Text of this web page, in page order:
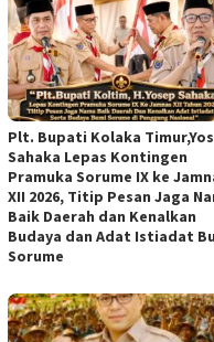
Plt. Bupati Kolaka
Sahaka Lepas Kontingen
Pramuka Sorume IX ke
XII 2026, Titip Pesan Jaga
Baik Daerah dan Kenalkan
Budaya dan Adat Istiadat
Sorume